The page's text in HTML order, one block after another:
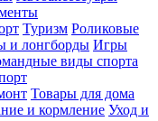
Туризм Роликовые
и лонгборды Игры
виды спорта
Товары для дома
и кормление Уход и